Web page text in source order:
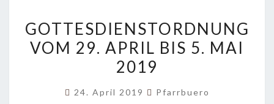
VOM
29.
APRIL
5.
GOTTESDIENSTORDNUNG
VOM 29. APRIL BIS 5. MAI
2019
24. April 2019 Pfarrbuero